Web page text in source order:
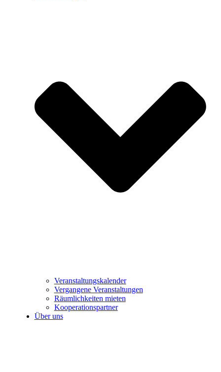
Veranstaltungskalender
Vergangene Veranstaltungen
Räumlichkeiten mieten
Kooperationspartner
Über uns